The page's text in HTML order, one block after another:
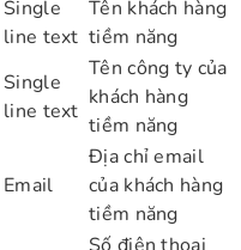
Single
line text
Tên khách hàng
tiềm năng
Single
line text
Tên công ty của
khách hàng
tiềm năng
Email
Địa chỉ email
của khách hàng
tiềm năng